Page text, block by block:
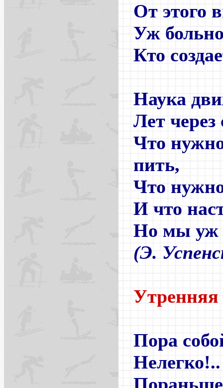
От этого
Уж
Кто
Наука
Лет через
Что
пить,
Что
И что
Но мы уж
(Э.
Пора
Нелегко!..